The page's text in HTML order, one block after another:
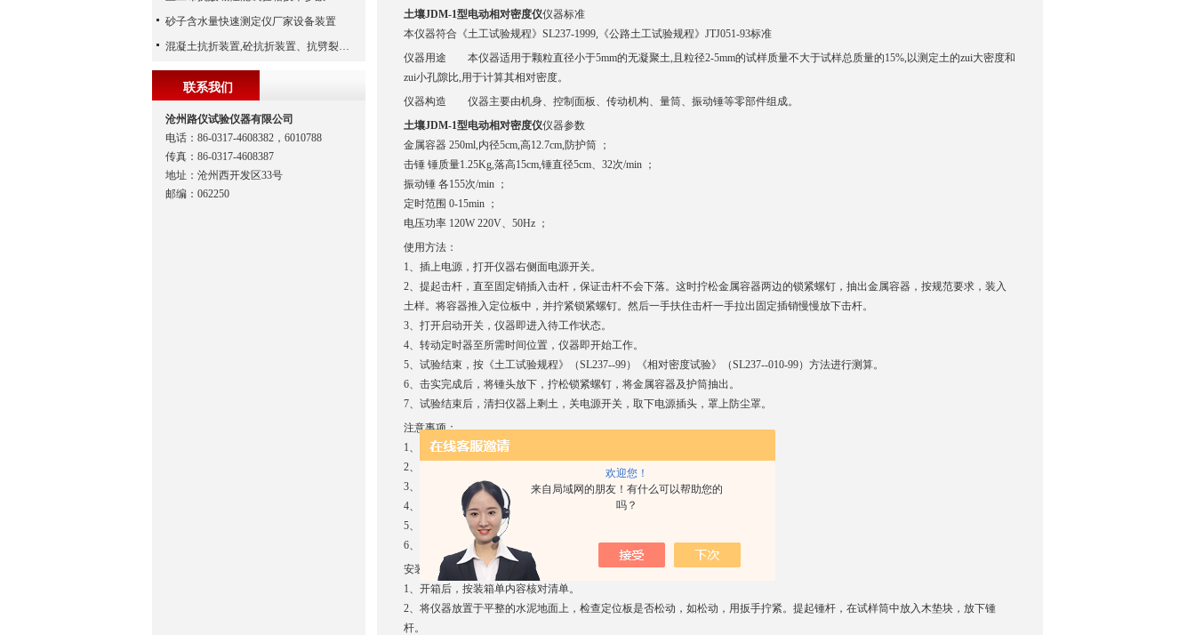
欢迎您！
来自局域网的朋友！有什么可以帮助您的
吗？
土壤JDM-1型电动相对密度仪仪器标准
本仪器符合《土工试验规程》SL237-1999,《公路土工试验规程》JTJ051-93标准
仪器用途 本仪器适用于颗粒直径小于5mm的无凝聚土,且粒径2-5mm的试样质量不大于试样总质量的15%,以测定土的zui大密度和
zui小孔隙比,用于计算其相对密度。
仪器构造 仪器主要由机身、控制面板、传动机构、量筒、振动锤等零部件组成。
土壤JDM-1型电动相对密度仪仪器参数
金属容器 250ml,内径5cm,高12.7cm,防护筒 ；
击锤 锤质量1.25Kg,落高15cm,锤直径5cm、32次/min ；
振动锤 各155次/min ；
定时范围 0-15min ；
电压功率 120W 220V、50Hz ；
使用方法：
1、插上电源，打开仪器右侧面电源开关。
2、提起击杆，直至固定销插入击杆，保证击杆不会下落。这时拧松金属容器两边的锁紧螺钉，抽出金属容器，按规范要求，装入
土样。将容器推入定位板中，并拧紧锁紧螺钉。然后一手扶住击杆一手拉出固定插销慢慢放下击杆。
3、打开启动开关，仪器即进入待工作状态。
4、转动定时器至所需时间位置，仪器即开始工作。
5、试验结束，按《土工试验规程》（SL237--99）《相对密度试验》（SL237--010-99）方法进行测算。
6、击实完成后，将锺头放下，拧松锁紧螺钉，将金属容器及护筒抽出。
7、试验结束后，清扫仪器上剩土，关电源开关，取下电源插头，罩上防尘罩。
注意事项：
1、仪器必须安装平稳，且周围环境干燥。
2、仪器机壳必须可靠接地，电源电压为：220，50HZ.
3、每次取出或装上容器前必须将锤头放下，以免砸伤人身，切记。
4、仪器上盖请勿放物件。
5、使用一段时间后，适当调节链条松紧及拧紧击实锤上的各种紧固件。
6、仪器传动部分需定期加油润滑。
安装调试方法
1、开箱后，按装箱单内容核对清单。
2、将仪器放置于平整的水泥地面上，检查定位板是否松动，如松动，用扳手拧紧。提起锺杆，在试样筒中放入木垫块，放下锺
杆。
砂子含水量快速测定仪厂家设备装置
混凝土抗折装置,砼抗折装置、抗劈裂夹具（河北路仪）
联系我们
沧州路仪试验仪器有限公司
电话：86-0317-4608382，6010788
传真：86-0317-4608387
地址：沧州西开发区33号
邮编：062250